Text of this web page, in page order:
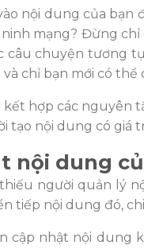
nội dung của bạn
mạng? Đừng chỉ
câu chuyện tương t
chỉ bạn mới có
kết hợp các nguyên
tạo nội dung có giá
nội dung củ
u người quản lý
tiếp nội dung đó,
cập nhật nội dung